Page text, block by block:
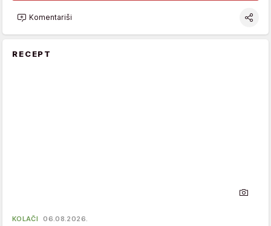
Komentariši
RECEPT
KOLAČI 06.08.2026.